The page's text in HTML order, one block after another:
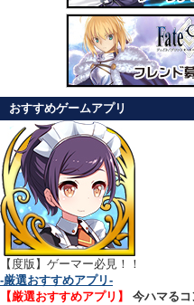
おすすめゲームアプリ
【 度版】ゲーマー必見！！
-厳選おすすめアプリ-
【厳選おすすめアプリ】
今ハマる